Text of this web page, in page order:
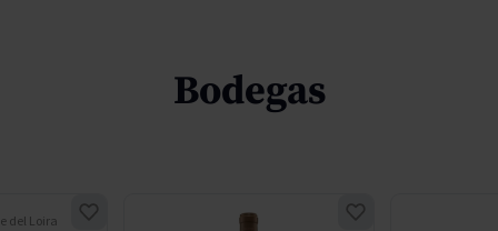
Bodegas
del Loira